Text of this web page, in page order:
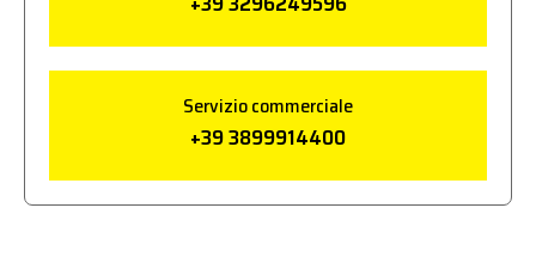
Servizio commerciale
+39 3899914400